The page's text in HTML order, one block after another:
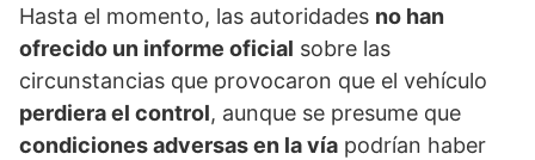
Hasta el momento, las autoridades no han
ofrecido un informe oficial sobre las
circunstancias que provocaron que el vehículo
perdiera el control, aunque se presume que
condiciones adversas en la vía podrían haber